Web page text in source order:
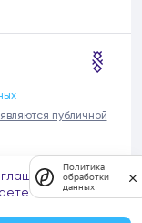
публичной
частных услуг от
продажи
на то, что
не имеет
к частным
на
согласие на
Политика
обработки
данных